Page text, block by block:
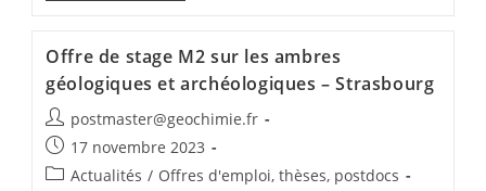
Offre de stage M2 sur les ambres
géologiques et archéologiques – Strasbourg
postmaster@geochimie.fr
17 novembre 2023
Actualités / Offres d'emploi, thèses, postdocs